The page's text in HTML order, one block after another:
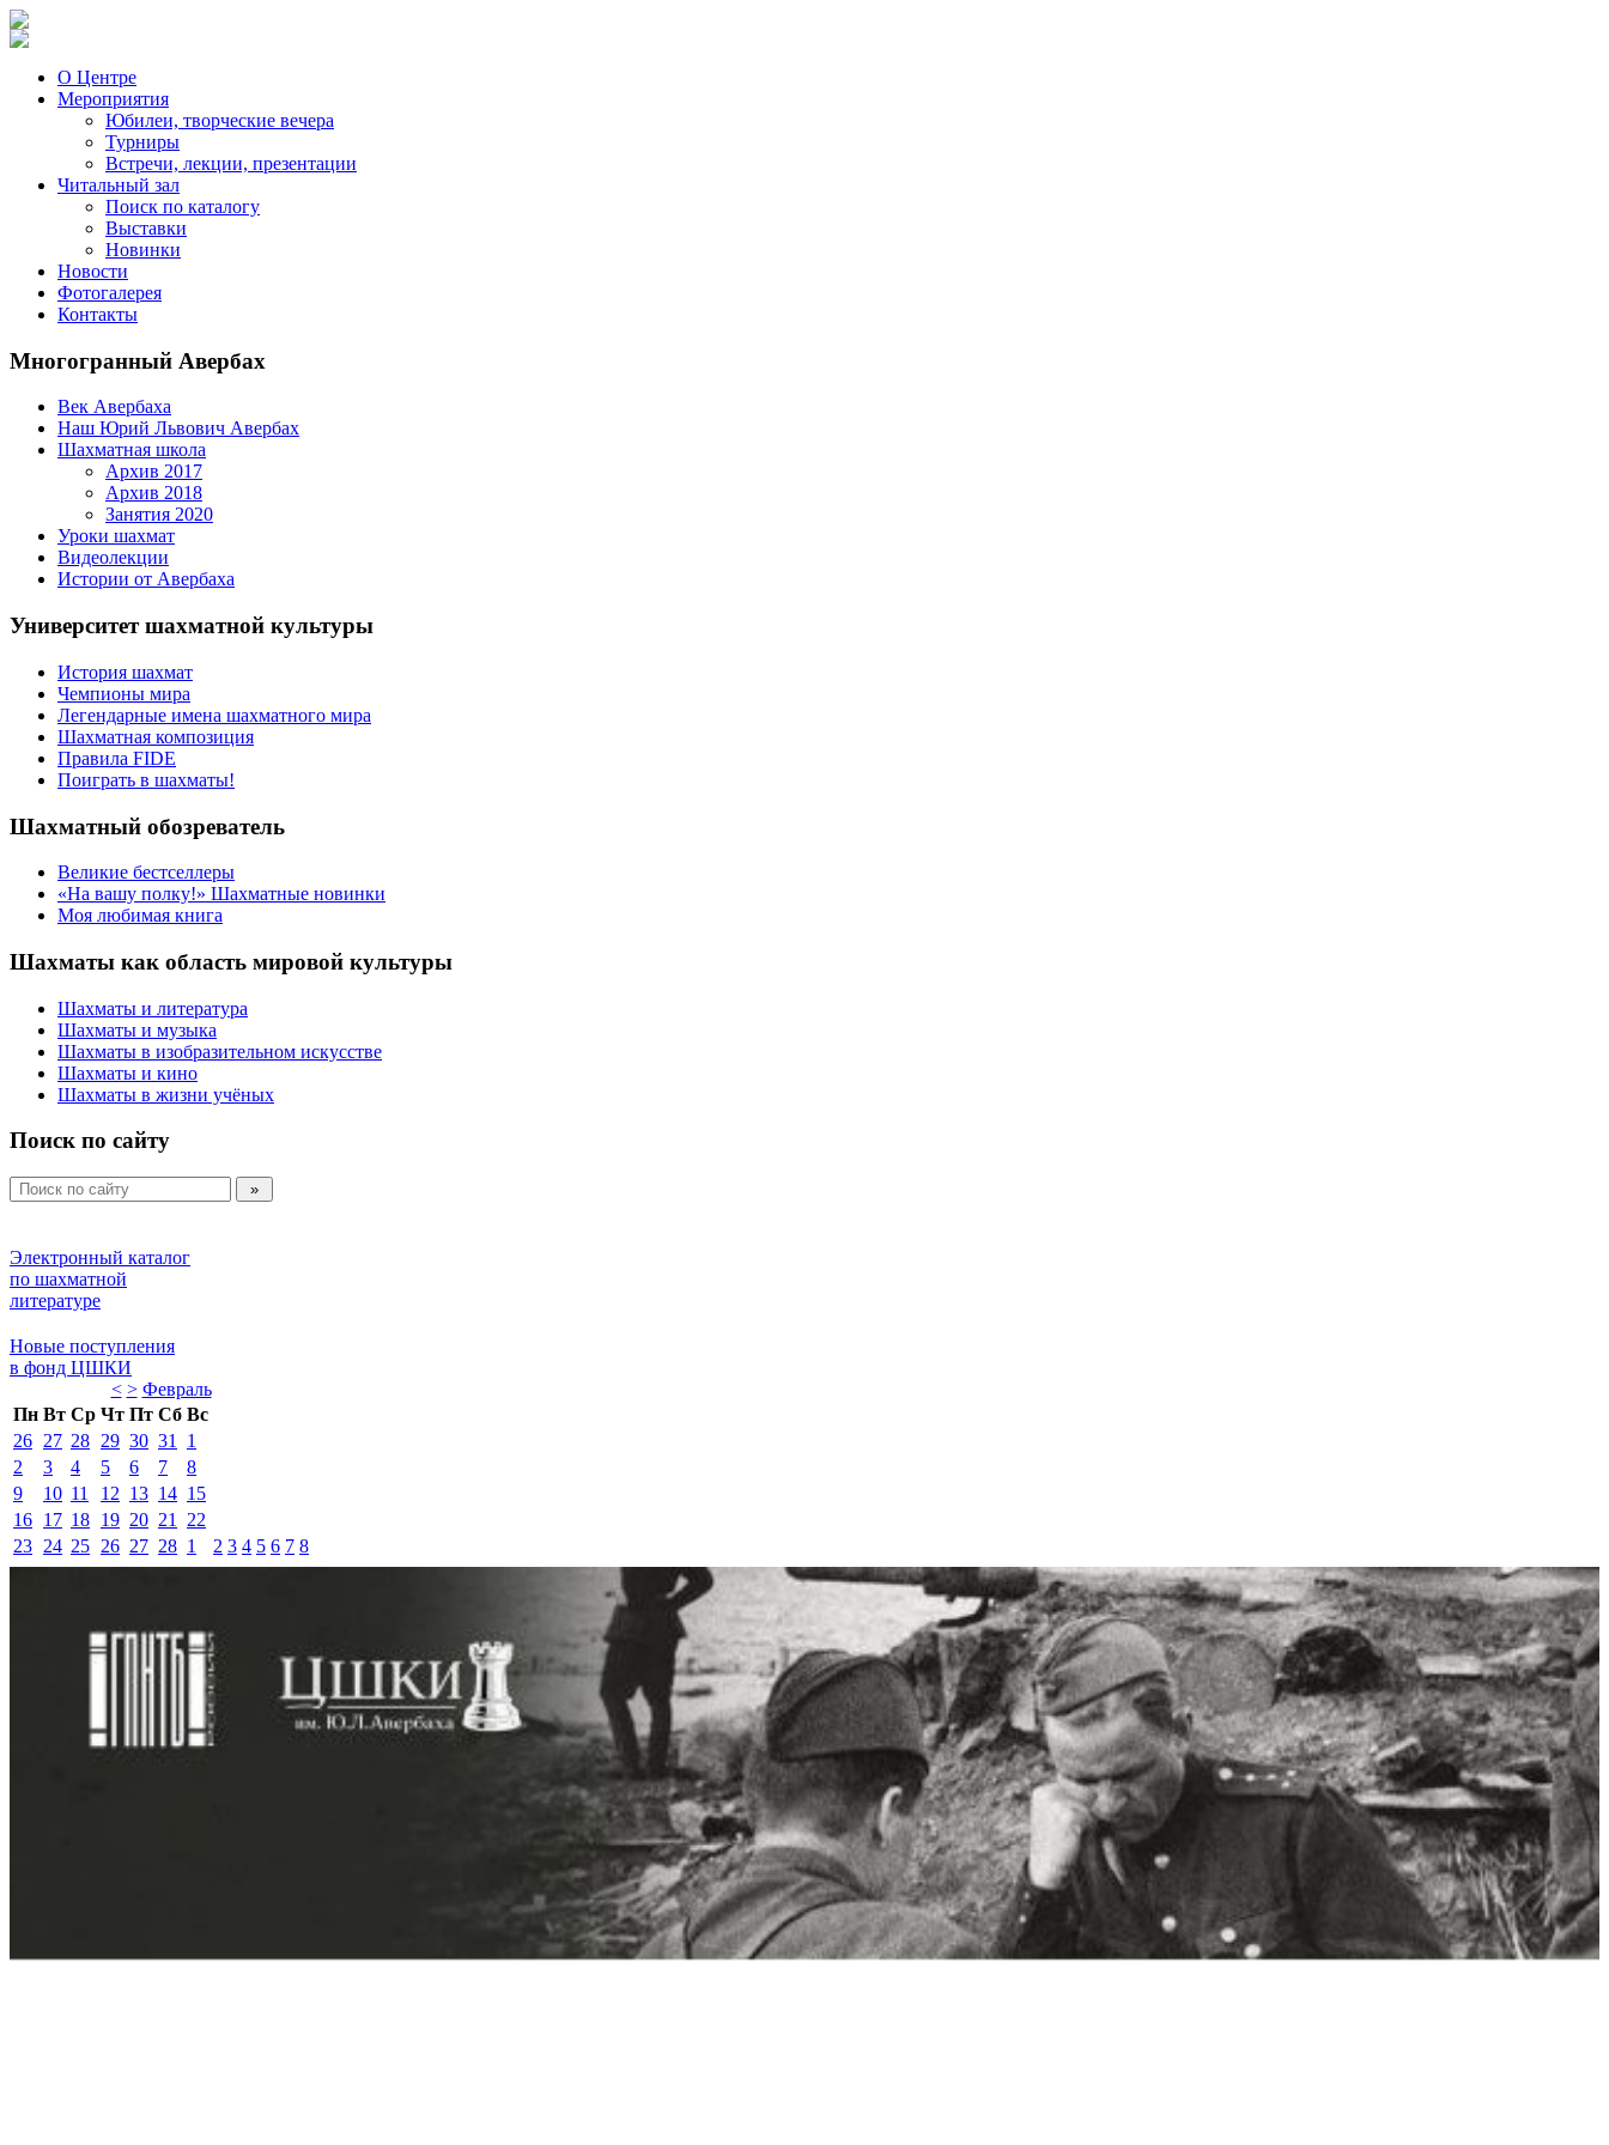
О Центре
Мероприятия
Юбилеи, творческие вечера
Турниры
Встречи, лекции, презентации
Читальный зал
Поиск по каталогу
Выставки
Новинки
Новости
Фотогалерея
Контакты
Многогранный Авербах
Век Авербаха
Наш Юрий Львович Авербах
Шахматная школа
Архив 2017
Архив 2018
Занятия 2020
Уроки шахмат
Видеолекции
Истории от Авербаха
Университет шахматной культуры
История шахмат
Чемпионы мира
Легендарные имена шахматного мира
Шахматная композиция
Правила FIDE
Поиграть в шахматы!
Шахматный обозреватель
Великие бестселлеры
«На вашу полку!» Шахматные новинки
Моя любимая книга
Шахматы как область мировой культуры
Шахматы и литература
Шахматы и музыка
Шахматы в изобразительном искусстве
Шахматы и кино
Шахматы в жизни учёных
Поиск по сайту
Электронный каталог
по шахматной
литературе
Новые поступления
в фонд ЦШКИ
< > Февраль
Пн Вт Ср Чт Пт Сб Вс
26 27 28 29 30 31
1
2
3 4 5 6 7
8
9
10 11 12 13 14 15
16 17 18 19 20 21
22
23 24 25 26 27 28 1 2 3 4 5 6 7 8